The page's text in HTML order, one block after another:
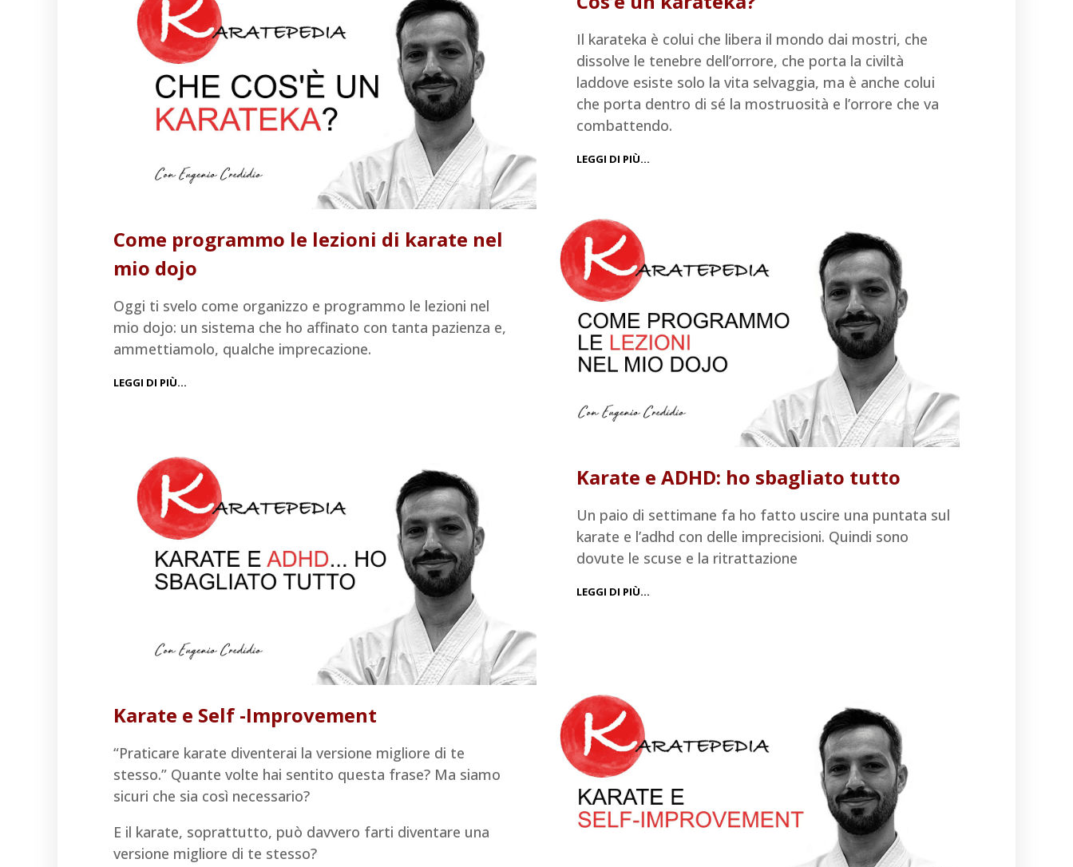
Il karateka è colui che libera il mondo dai mostri, che
dissolve le tenebre dell’orrore, che porta la civiltà
laddove esiste solo la vita selvaggia, ma è anche colui
che porta dentro di sé la mostruosità e l’orrore che va
combattendo.
LEGGI DI PIÙ…
Come programmo le lezioni di karate nel
mio dojo
Oggi ti svelo come organizzo e programmo le lezioni nel
mio dojo: un sistema che ho affinato con tanta pazienza e,
ammettiamolo, qualche imprecazione.
LEGGI DI PIÙ…
Karate e ADHD: ho sbagliato tutto
Un paio di settimane fa ho fatto uscire una puntata sul
karate e l’adhd con delle imprecisioni. Quindi sono
dovute le scuse e la ritrattazione
LEGGI DI PIÙ…
Karate e Self -Improvement
“Praticare karate diventerai la versione migliore di te
stesso.” Quante volte hai sentito questa frase? Ma siamo
sicuri che sia così necessario?
E il karate, soprattutto, può davvero farti diventare una
versione migliore di te stesso?